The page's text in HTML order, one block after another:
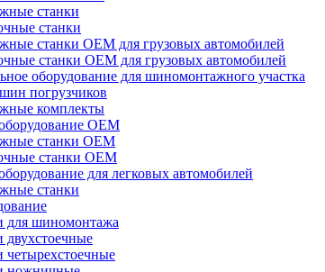
станки
станки
станки ОЕМ для грузовых автомобилей
станки ОЕМ для грузовых автомобилей
оборудование для шиномонтажного участка
погрузчиков
комплекты
ОЕМ
станки ОЕМ
станки ОЕМ
для легковых автомобилей
станки
для шиномонтажа